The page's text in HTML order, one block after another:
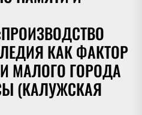
КАК ФАКТОР
МАЛОГО ГОРОДА
(КАЛУЖСКАЯ